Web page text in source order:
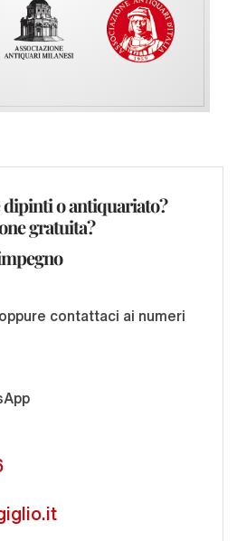
o antiquariato?
gratuita?
contattaci ai numeri